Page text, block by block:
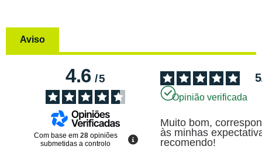
Aviso
4.6/5
Com base em 28 opiniões
submetidas a controlo
5
Opinião verificada
Muito bom,
às minhas
recomendo!